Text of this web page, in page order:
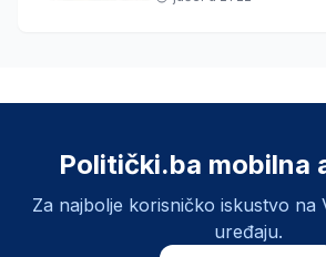
Politički.ba mobilna
Za najbolje korisničko iskustvo na
uređaju.